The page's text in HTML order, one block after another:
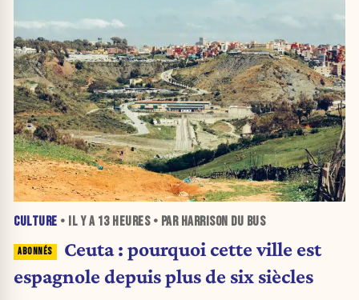
CULTURE • IL Y A 13 HEURES• PAR HARRISON DU BUS
Ceuta : pourquoi cette ville est
espagnole depuis plus de six siècles